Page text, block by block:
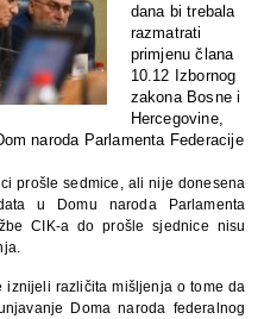
dana bi trebala
razmatrati
primjenu člana
10.12 Izbornog
zakona Bosne i
Hercegovine,
naroda Parlamenta Federacije
prošle sedmice, ali nije donesena
u Domu naroda Parlamenta
CIK-a do prošle sjednice nisu
iznijeli različita mišljenja o tome da
Doma naroda federalnog